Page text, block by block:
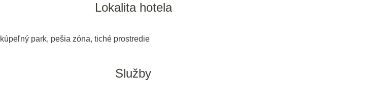
Lokalita hotela
kúpeľný park, pešia zóna, tiché prostredie
Služby